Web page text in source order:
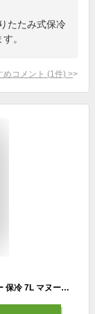
たたみ式保冷
。
めコメント (1 件) >
シービージャパン(CB JAPAN) ランチ バッグ グレー 保冷 7L マヌーバ DSK